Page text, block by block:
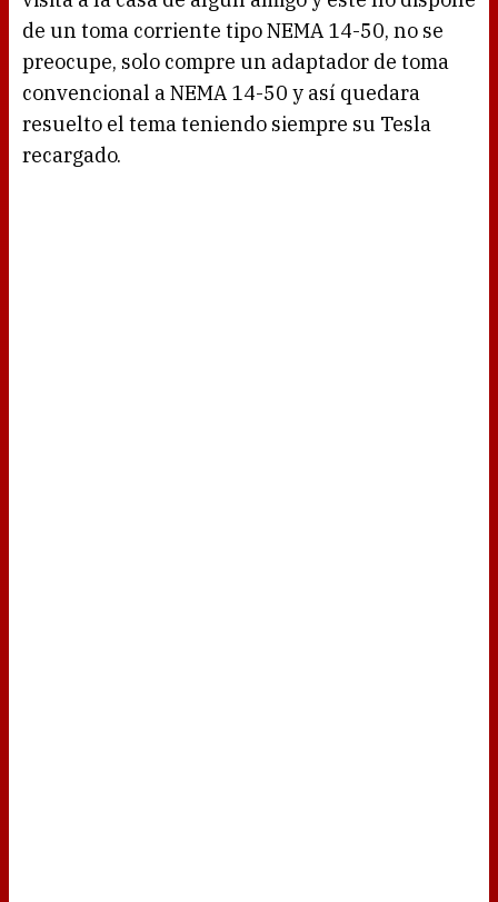
de un toma corriente tipo NEMA 14-50, no se
preocupe, solo compre un adaptador de toma
convencional a NEMA 14-50 y así quedara
resuelto el tema teniendo siempre su Tesla
recargado.